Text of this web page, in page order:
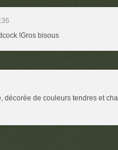
!Gros bisous
décorée de couleurs tendres et